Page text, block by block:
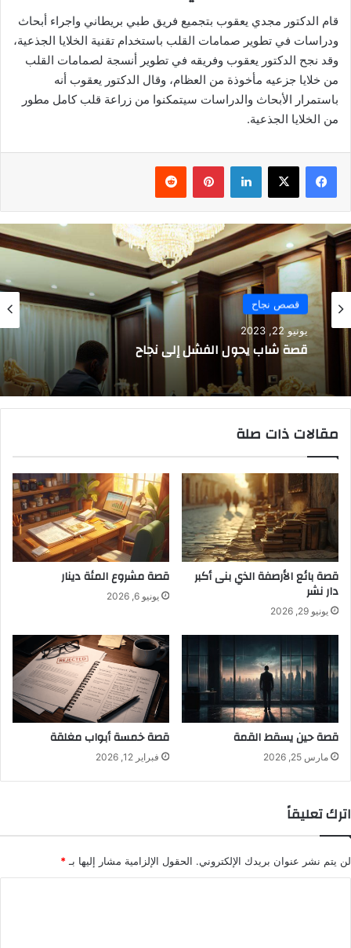
قام الدكتور مجدي يعقوب بتجميع فريق طبي بريطاني واجراء أبحاث
ودراسات في تطوير صمامات القلب باستخدام تقنية الخلايا الجذعية،
وقد نجح الدكتور يعقوب وفريقه في تطوير أنسجة لصمامات القلب
من خلايا جزعيه مأخوذة من العظام، وقال الدكتور يعقوب أنه
باستمرار الأبحاث والدراسات سيتمكنوا من زراعة قلب كامل مطور
من الخلايا الجذعية.
فيسبوك ‫X لينكدإن بينتيريست
قصص نجاح
يونيو 22, 2023
قصة شاب يحول الفشل إلى نجاح
مقالات ذات صلة
قصة بائع الأرصفة الذي بنى أكبر
دار نشر
يونيو 29, 2026
قصة مشروع المئة دينار
يونيو 6, 2026
قصة حين يسقط القمة
مارس 25, 2026
قصة خمسة أبواب مغلقة
فبراير 12, 2026
اترك تعليقاً
لن يتم نشر عنوان بريدك الإلكتروني. الحقول الإلزامية مشار إليها بـ*